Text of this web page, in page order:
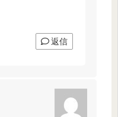
返信